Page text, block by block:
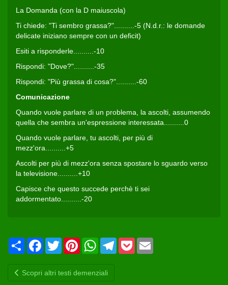
La Domanda (con la D maiuscola)
Ti chiede: "Ti sembro grassa?"..........-5 (N.d.r.: le domande
delicate iniziano sempre con un deficit)
Esiti a risponderle..........-10
Rispondi: "Dove?"..........-35
Rispondi: "Più grassa di cosa?"..........-60
Comunicazione
Quando vuole parlare di un problema, la ascolti, assumendo
quella che sembra un'espressione interessata..........0
Quando vuole parlare, tu ascolti, per più di
mezz'ora..........+5
Ascolti per più di mezz'ora senza spostare lo sguardo verso
la televisione..........+10
Capisce che questo succede perchè ti sei
addormentato..........-20
CondividiFacebook
Twitter PinterestWhatsAppTelegram
Pocket
Scopri altri testi demenziali